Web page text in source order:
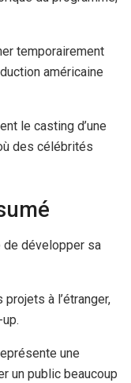
temporairement
américaine
le casting d’une
des célébrités
de développer sa
à l’étranger,
une
un public beaucoup